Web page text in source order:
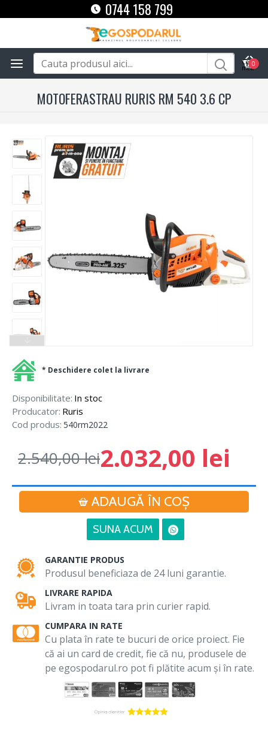
0744 158 799
0
MOTOFERASTRAU RURIS RM 540 3.6 CP
Disponibilitate: In stoc
Producator: Ruris
Cod produs: 540rm2022
2.032,00 lei
2.540,00 lei
ADAUGĂ ÎN COŞ
SUNA ACUM
* Deschidere colet la livrare
GARANTIE PRODUS
Produsul beneficiaza de 24 luni garantie.
LIVRARE RAPIDA
Livram in toata tara prin curier rapid.
CUMPARA IN RATE
Cu plata în rate te bucuri de orice proiect. Fie
că ai un card de credit, fie că nu, produsele de
pe egospodarul.ro pot fi plătite acum și în rate.